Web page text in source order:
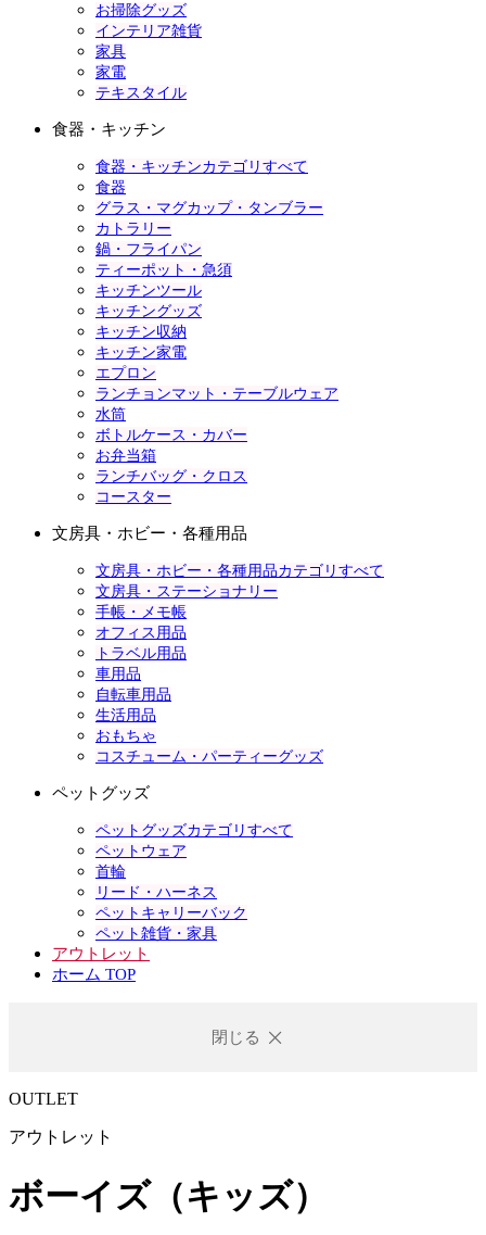
お掃除グッズ
インテリア雑貨
家具
家電
テキスタイル
食器・キッチン
食器・キッチンカテゴリすべて
食器
グラス・マグカップ・タンブラー
カトラリー
鍋・フライパン
ティーポット・急須
キッチンツール
キッチングッズ
キッチン収納
キッチン家電
エプロン
ランチョンマット・テーブルウェア
水筒
ボトルケース・カバー
お弁当箱
ランチバッグ・クロス
コースター
文房具・ホビー・各種用品
文房具・ホビー・各種用品カテゴリすべて
文房具・ステーショナリー
手帳・メモ帳
オフィス用品
トラベル用品
車用品
自転車用品
生活用品
おもちゃ
コスチューム・パーティーグッズ
ペットグッズ
ペットグッズカテゴリすべて
ペットウェア
首輪
リード・ハーネス
ペットキャリーバック
ペット雑貨・家具
アウトレット
ホーム TOP
閉じる
OUTLET
アウトレット
ボーイズ（キッズ）